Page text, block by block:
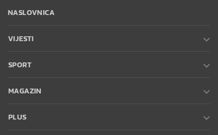
NASLOVNICA
VIJESTI
SPORT
MAGAZIN
PLUS